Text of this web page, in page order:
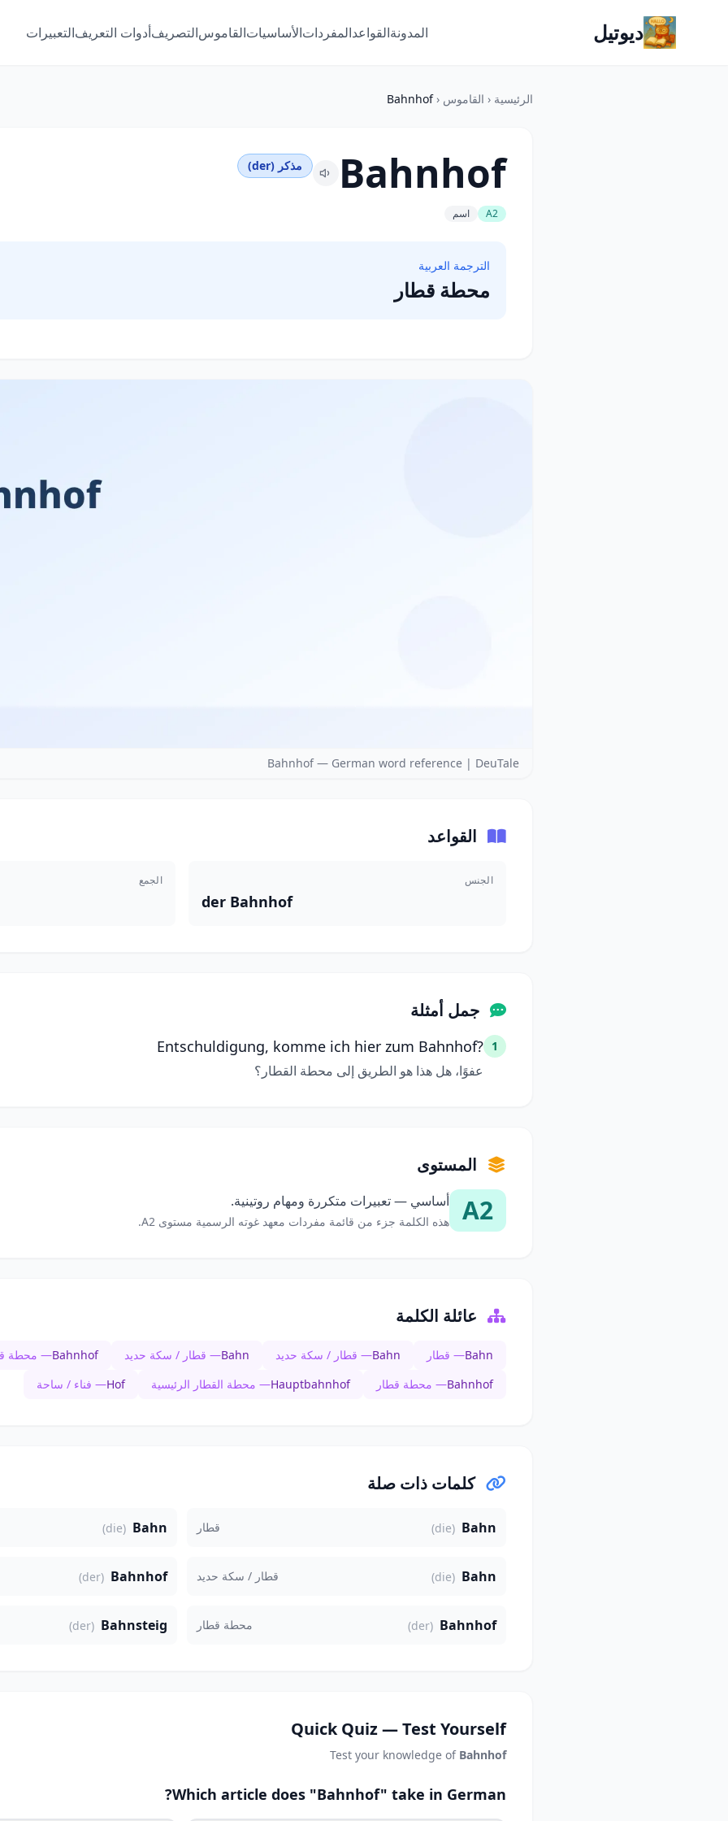
ديوتيل المدونةالقواعدالمفرداتالأساسياتالقاموسالتصريفأدوات التعريفالتعبيرات
الرئيسية ‹ القاموس ‹
Bahnhof
Bahnhof مذكر (der)
A2 اسم
الترجمة العربية
محطة قطار
Bahnhof — German word reference | DeuTale
القواعد
الجنس
der Bahnhof
الجمع
جمل أمثلة
1
Entschuldigung, komme ich hier zum Bahnhof?
عفوًا، هل هذا هو الطريق إلى محطة القطار؟
المستوى
A2 أساسي — تعبيرات متكررة ومهام روتينية.
هذه الكلمة جزء من قائمة مفردات معهد غوته الرسمية مستوى A2.
عائلة الكلمة
Bahn— قطار Bahn— قطار / سكة حديد Bahn— قطار / سكة حديد Bahnhof— محطة
Bahnhof— محطة قطار Hauptbahnhof— محطة القطار الرئيسية Hof— فناء / ساحة
كلمات ذات صلة
Bahn
(die) قطار Bahn
(die)
Bahn
(die) قطار / سكة حديد Bahnhof
(der)
Bahnhof
(der) محطة قطار Bahnsteig
(der)
Quick Quiz — Test Yourself
Test your knowledge of Bahnhof
Which article does "Bahnhof" take in German?